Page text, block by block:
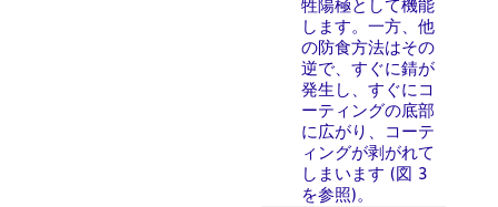
牲陽極として機能
します。一方、他
の防食方法はその
逆で、すぐに錆が
発生し、すぐにコ
ーティングの底部
に広がり、コーテ
ィングが剥がれて
しまいます (図 3
を参照)。